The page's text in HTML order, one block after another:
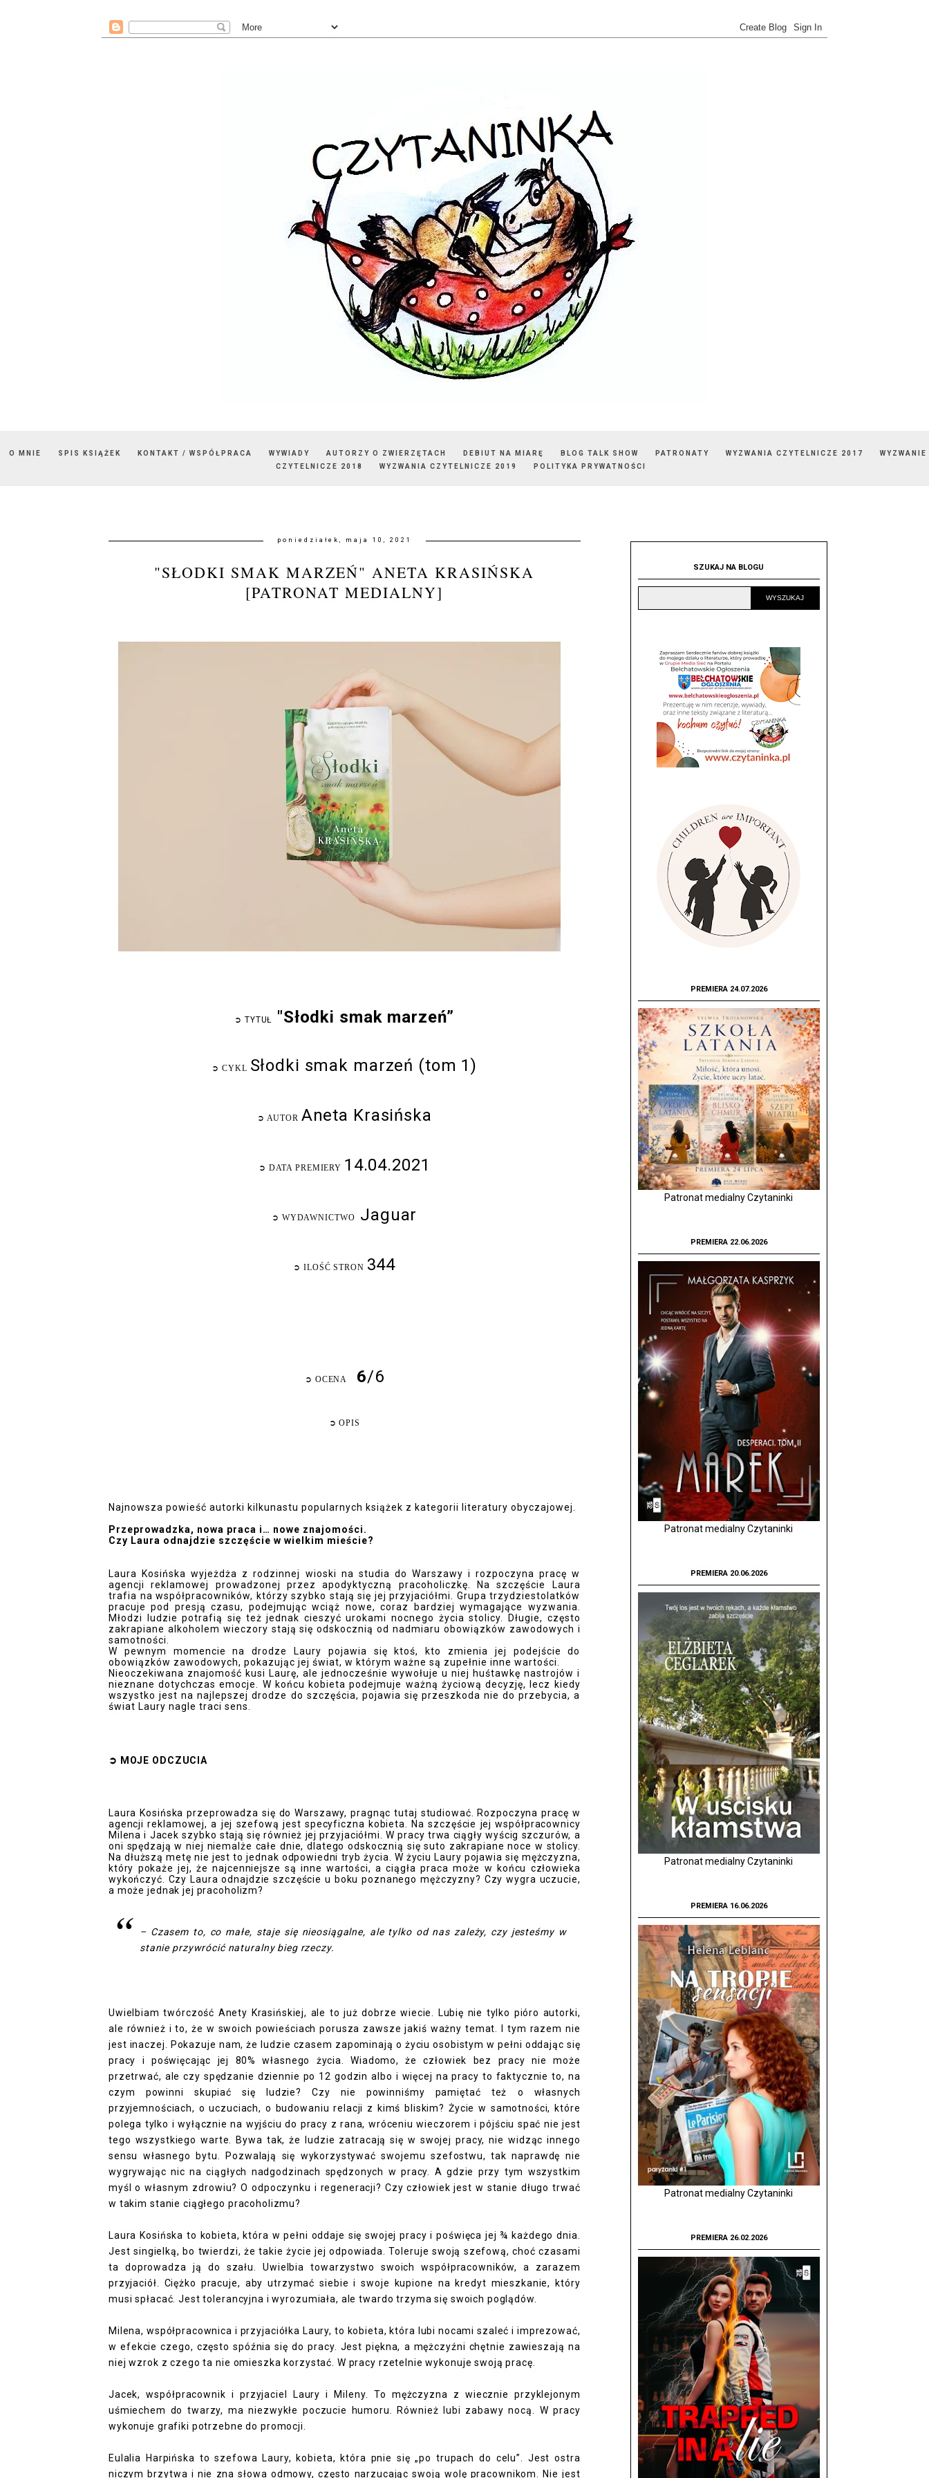
O MNIE SPIS KSIĄŻEK KONTAKT / WSPÓŁPRACA WYWIADY AUTORZY O ZWIERZĘTACH DEBIUT NA MIARĘ BLOG TALK SHOW PATRONATY WYZWANIA CZYTELNICZE 2017
WYZWANIE
CZYTELNICZE 2018
WYZWANIA CZYTELNICZE 2019 POLITYKA PRYWATNOŚCI
poniedziałek, maja 10, 2021
"SŁODKI SMAK MARZEŃ" ANETA KRASIŃSKA
[PATRONAT MEDIALNY]
➲ TYTUŁ "Słodki smak marzeń”
➲ CYKL Słodki smak marzeń (tom 1)
➲ AUTOR Aneta Krasińska
➲ DATA PREMIERY 14.04.2021
➲ WYDAWNICTWO Jaguar
➲ ILOŚĆ STRON 344
➲ OCENA 6/6
➲ OPIS
Najnowsza powieść autorki kilkunastu popularnych książek z kategorii literatury obyczajowej.
Przeprowadzka, nowa praca i… nowe znajomości.
Czy Laura odnajdzie szczęście w wielkim mieście?
Laura Kosińska wyjeżdża z rodzinnej wioski na studia do Warszawy i rozpoczyna pracę w
agencji reklamowej prowadzonej przez apodyktyczną pracoholiczkę. Na szczęście Laura
trafia na współpracowników, którzy szybko stają się jej przyjaciółmi. Grupa trzydziestolatków
pracuje pod presją czasu, podejmując wciąż nowe, coraz bardziej wymagające wyzwania.
Młodzi ludzie potrafią się też jednak cieszyć urokami nocnego życia stolicy. Długie, często
zakrapiane alkoholem wieczory stają się odskocznią od nadmiaru obowiązków zawodowych i
samotności.
W pewnym momencie na drodze Laury pojawia się ktoś, kto zmienia jej podejście do
obowiązków zawodowych, pokazując jej świat, w którym ważne są zupełnie inne wartości.
Nieoczekiwana znajomość kusi Laurę, ale jednocześnie wywołuje u niej huśtawkę nastrojów i
nieznane dotychczas emocje. W końcu kobieta podejmuje ważną życiową decyzję, lecz kiedy
wszystko jest na najlepszej drodze do szczęścia, pojawia się przeszkoda nie do przebycia, a
świat Laury nagle traci sens.
➲ MOJE ODCZUCIA
Laura Kosińska przeprowadza się do Warszawy, pragnąc tutaj studiować. Rozpoczyna pracę w
agencji reklamowej, a jej szefową jest specyficzna kobieta. Na szczęście jej współpracownicy
Milena i Jacek szybko stają się również jej przyjaciółmi. W pracy trwa ciągły wyścig szczurów, a
oni spędzają w niej niemalże całe dnie, dlatego odskocznią się suto zakrapiane noce w stolicy.
Na dłuższą metę nie jest to jednak odpowiedni tryb życia. W życiu Laury pojawia się mężczyzna,
który pokaże jej, że najcenniejsze są inne wartości, a ciągła praca może w końcu człowieka
wykończyć. Czy Laura odnajdzie szczęście u boku poznanego mężczyzny? Czy wygra uczucie,
a może jednak jej pracoholizm?
– Czasem to, co małe, staje się nieosiągalne, ale tylko od nas zależy, czy jesteśmy w
stanie przywrócić naturalny bieg rzeczy.
Uwielbiam twórczość Anety Krasińskiej, ale to już dobrze wiecie. Lubię nie tylko pióro autorki,
ale również i to, że w swoich powieściach porusza zawsze jakiś ważny temat. I tym razem nie
jest inaczej. Pokazuje nam, że ludzie czasem zapominają o życiu osobistym w pełni oddając się
pracy i poświęcając jej 80% własnego życia. Wiadomo, że człowiek bez pracy nie może
przetrwać, ale czy spędzanie dziennie po 12 godzin albo i więcej na pracy to faktycznie to, na
czym powinni skupiać się ludzie? Czy nie powinniśmy pamiętać też o własnych
przyjemnościach, o uczuciach, o budowaniu relacji z kimś bliskim? Życie w samotności, które
polega tylko i wyłącznie na wyjściu do pracy z rana, wróceniu wieczorem i pójściu spać nie jest
tego wszystkiego warte. Bywa tak, że ludzie zatracają się w swojej pracy, nie widząc innego
sensu własnego bytu. Pozwalają się wykorzystywać swojemu szefostwu, tak naprawdę nie
wygrywając nic na ciągłych nadgodzinach spędzonych w pracy. A gdzie przy tym wszystkim
myśl o własnym zdrowiu? O odpoczynku i regeneracji? Czy człowiek jest w stanie długo trwać
w takim stanie ciągłego pracoholizmu?
Laura Kosińska to kobieta, która w pełni oddaje się swojej pracy i poświęca jej ¾ każdego dnia.
Jest singielką, bo twierdzi, że takie życie jej odpowiada. Toleruje swoją szefową, choć czasami
ta doprowadza ją do szału. Uwielbia towarzystwo swoich współpracowników, a zarazem
przyjaciół. Ciężko pracuje, aby utrzymać siebie i swoje kupione na kredyt mieszkanie, który
musi spłacać. Jest tolerancyjna i wyrozumiała, ale twardo trzyma się swoich poglądów.
Milena, współpracownica i przyjaciółka Laury, to kobieta, która lubi nocami szaleć i imprezować,
w efekcie czego, często spóźnia się do pracy. Jest piękna, a mężczyźni chętnie zawieszają na
niej wzrok z czego ta nie omieszka korzystać. W pracy rzetelnie wykonuje swoją pracę.
Jacek, współpracownik i przyjaciel Laury i Mileny. To mężczyzna z wiecznie przyklejonym
uśmiechem do twarzy, ma niezwykłe poczucie humoru. Również lubi zabawy nocą. W pracy
wykonuje grafiki potrzebne do promocji.
Eulalia Harpińska to szefowa Laury, kobieta, która pnie się „po trupach do celu”. Jest ostra
niczym brzytwa i nie zna słowa odmowy, często narzucając swoją wolę pracownikom. Nie jest
SZUKAJ NA BLOGU
PREMIERA 24.07.2026
Patronat medialny Czytaninki
PREMIERA 22.06.2026
Patronat medialny Czytaninki
PREMIERA 20.06.2026
Patronat medialny Czytaninki
PREMIERA 16.06.2026
Patronat medialny Czytaninki
PREMIERA 26.02.2026